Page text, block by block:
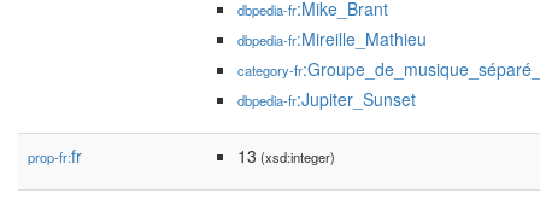
dbpedia-fr:Mike_Brant
dbpedia-fr:Mireille_Mathieu
category-fr
dbpedia-fr:Jupiter_Sunset
prop-fr:fr 13 (xsd:integer)